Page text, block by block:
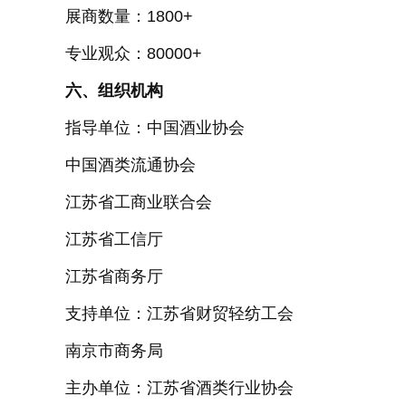
展商数量：1800+
专业观众：80000+
六、组织机构
指导单位：中国酒业协会
中国酒类流通协会
江苏省工商业联合会
江苏省工信厅
江苏省商务厅
支持单位：江苏省财贸轻纺工会
南京市商务局
主办单位：江苏省酒类行业协会